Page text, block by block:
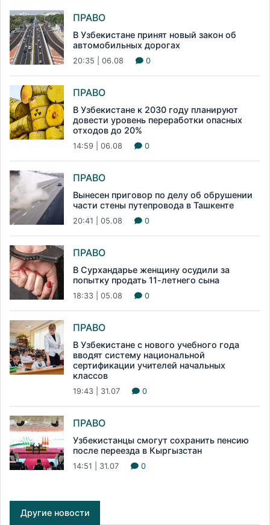
ПРАВО
В Узбекистане принят новый закон об
автомобильных дорогах
20:35 | 06.08 0
ПРАВО
В Узбекистане к 2030 году планируют
довести уровень переработки опасных
отходов до 20%
14:59 | 06.08 0
ПРАВО
Вынесен приговор по делу об обрушении
части стены путепровода в Ташкенте
20:41 | 05.08 0
ПРАВО
В Сурхандарье женщину осудили за
попытку продать 11-летнего сына
18:33 | 05.08 0
ПРАВО
В Узбекистане с нового учебного года
вводят систему национальной
сертификации учителей начальных
классов
19:43 | 31.07 0
ПРАВО
Узбекистанцы смогут сохранить пенсию
после переезда в Кыргызстан
14:51 | 31.07 0
Другие новости